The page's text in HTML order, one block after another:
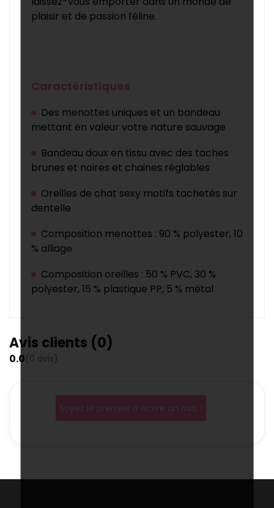
plaisir et de passion féline.
Caractéristiques
Des menottes uniques et un bandeau
mettant en valeur votre nature sauvage
Bandeau doux en tissu avec des taches
brunes et noires et chaines réglables
Oreilles de chat sexy motifs tachetés sur
dentelle
Composition menottes : 90 % polyester, 10
% alliage
Composition oreilles : 50 % PVC, 30 %
polyester, 15 % plastique PP, 5 % métal
Avis clients (0)
0.0(0 avis)
Soyez le premier à écrire un avis !